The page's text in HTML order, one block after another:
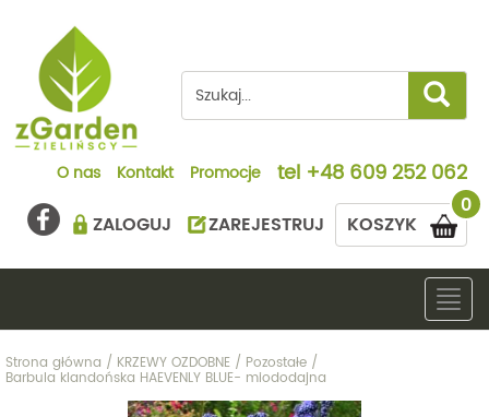
O nas Kontakt Promocje tel +48 609 252 062
0
KOSZYK
ZALOGUJ ZAREJESTRUJ
Strona główna / KRZEWY OZDOBNE / Pozostałe /
Barbula klandońska HAEVENLY BLUE- miododajna